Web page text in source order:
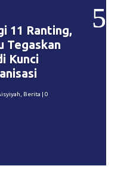
11 Ranting,
Tegaskan
Kunci
Berita | 0